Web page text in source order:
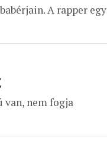
A rapper egy
van, nem fogja